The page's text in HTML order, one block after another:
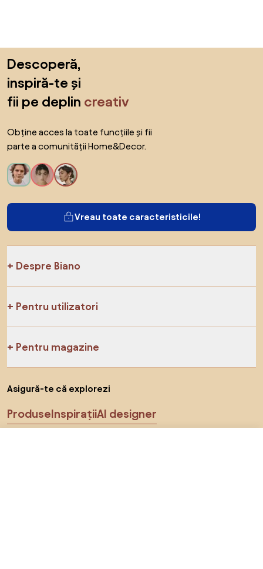
Descoperă,
inspiră-te și
fii pe deplin creativ
Obține acces la toate funcțiile și fii
parte a comunității Home&Decor.
Vreau toate caracteristicile!
Despre Biano
Pentru utilizatori
Pentru magazine
Asigură-te că explorezi
ProduseInspirațiiAI designer